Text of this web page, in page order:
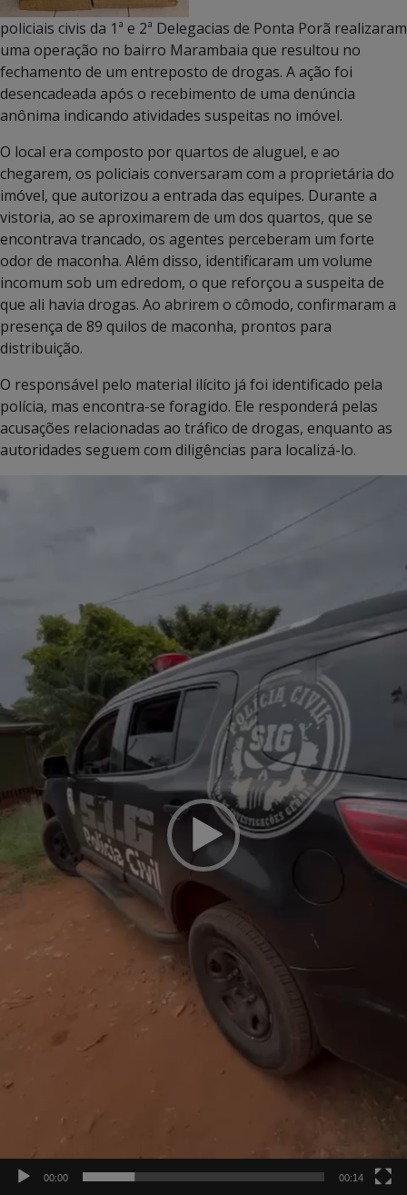
policiais civis da 1ª e 2ª Delegacias de Ponta Porã realizaram
uma operação no bairro Marambaia que resultou no
fechamento de um entreposto de drogas. A ação foi
desencadeada após o recebimento de uma denúncia
anônima indicando atividades suspeitas no imóvel.
O local era composto por quartos de aluguel, e ao
chegarem, os policiais conversaram com a proprietária do
imóvel, que autorizou a entrada das equipes. Durante a
vistoria, ao se aproximarem de um dos quartos, que se
encontrava trancado, os agentes perceberam um forte
odor de maconha. Além disso, identificaram um volume
incomum sob um edredom, o que reforçou a suspeita de
que ali havia drogas. Ao abrirem o cômodo, confirmaram a
presença de 89 quilos de maconha, prontos para
distribuição.
O responsável pelo material ilícito já foi identificado pela
polícia, mas encontra-se foragido. Ele responderá pelas
acusações relacionadas ao tráfico de drogas, enquanto as
autoridades seguem com diligências para localizá-lo.
00:00 00:14